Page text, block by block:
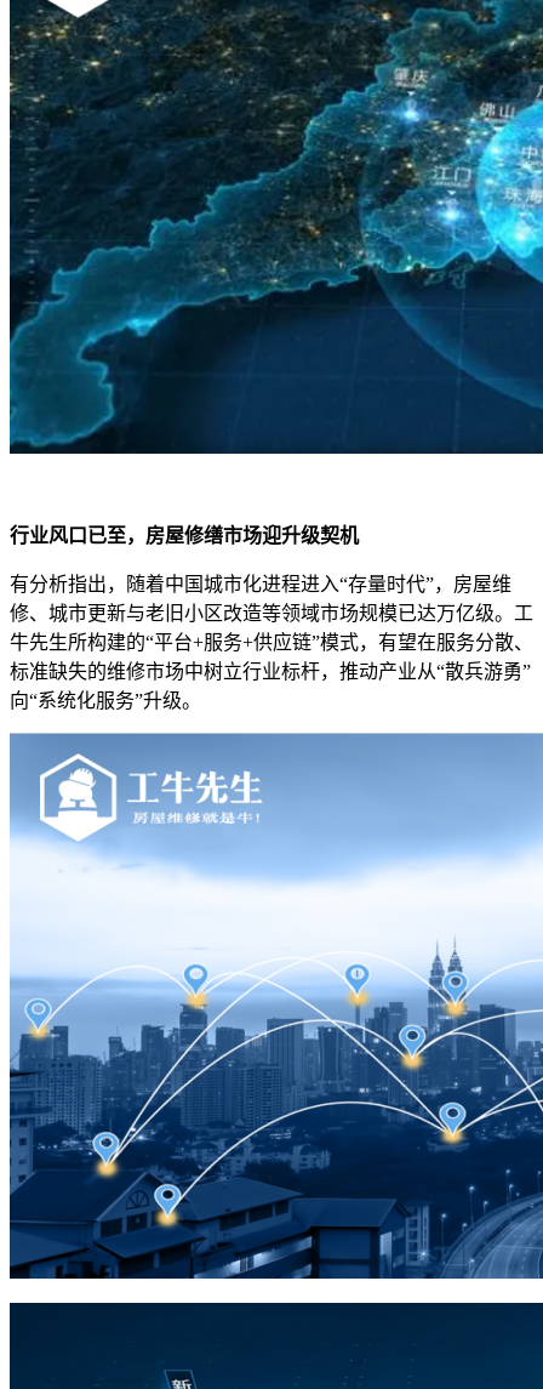
行业风口已至，房屋修缮市场迎升级契机
有分析指出，随着中国城市化进程进入“存量时代”，房屋维
修、城市更新与老旧小区改造等领域市场规模已达万亿级。工
牛先生所构建的“平台+服务+供应链”模式，有望在服务分散、
标准缺失的维修市场中树立行业标杆，推动产业从“散兵游勇”
向“系统化服务”升级。